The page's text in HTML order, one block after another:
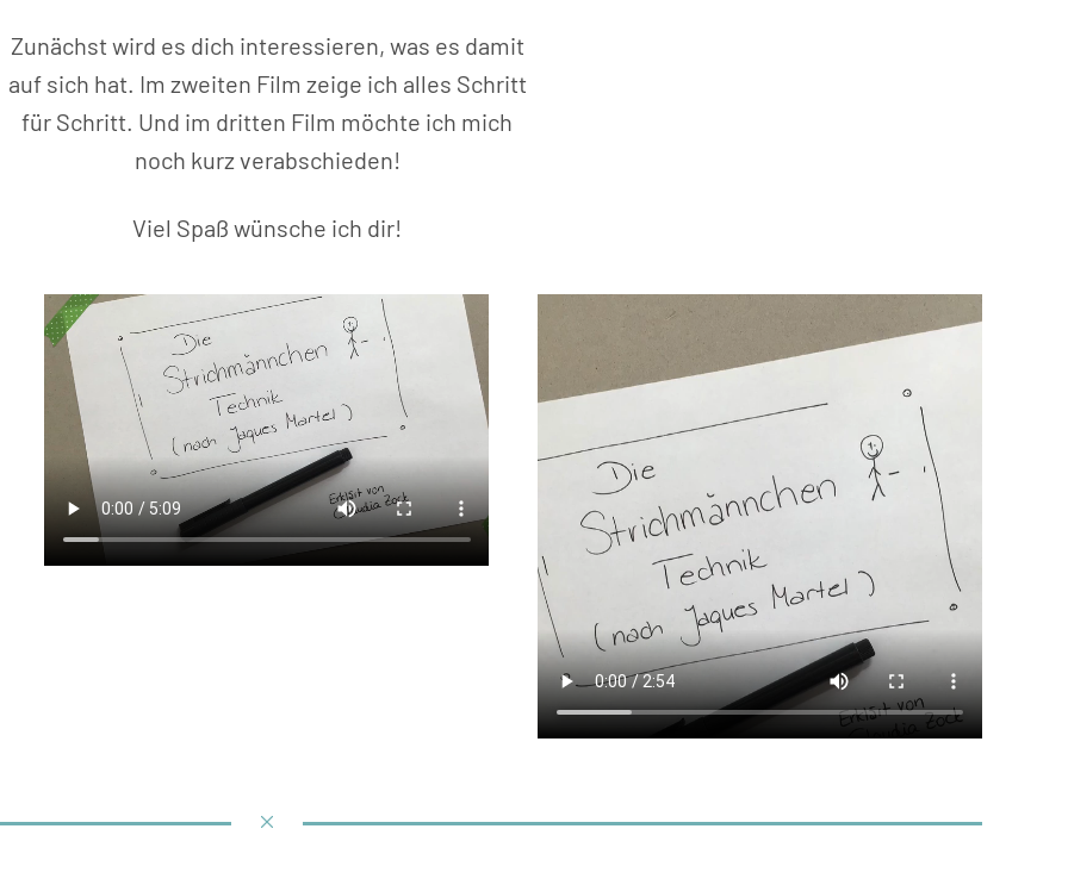
Zunächst wird es dich interessieren, was es damit
auf sich hat. Im zweiten Film zeige ich alles Schritt
für Schritt. Und im dritten Film möchte ich mich
noch kurz verabschieden!
Viel Spaß wünsche ich dir!